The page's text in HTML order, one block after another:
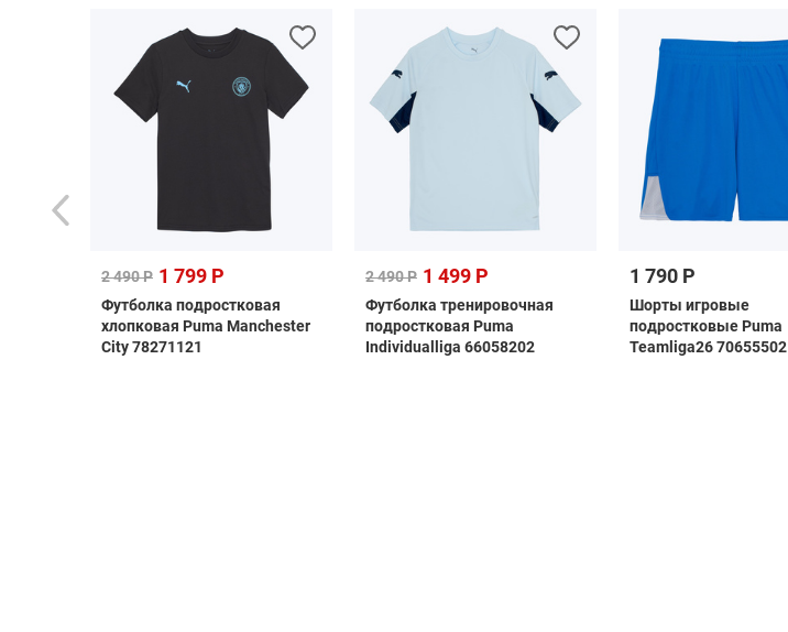
2 490 Р 1 799 Р
Футболка подростковая
хлопковая Puma Manchester
City 78271121
2 490 Р 1 499 Р
Футболка тренировочная
подростковая Puma
Individualliga 66058202
1 790 Р
Шорты игровые
подростковые Puma
Teamliga26 70655502